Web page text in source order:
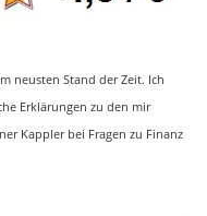
neusten Stand der Zeit. Ich
Erklärungen zu den mir
Kappler bei Fragen zu Finanz